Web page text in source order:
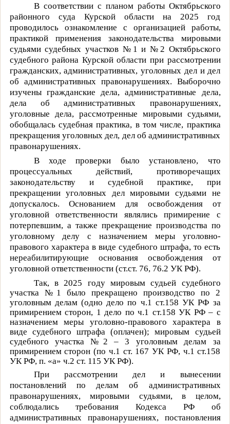
В соответствии с планом работы Октябрьского
районного суда Курской области на 2025 год
проводилось ознакомление с организацией работы,
практикой применения законодательства мировыми
судьями судебных участков №1 и №2 Октябрьского
судебного района Курской области при рассмотрении
гражданских, административных, уголовных дел и дел
об административных правонарушениях. Выборочно
изучены гражданские дела, административные дела,
дела об административных правонарушениях,
уголовные дела, рассмотренные мировыми судьями,
обобщалась судебная практика, в том числе, практика
прекращения уголовных дел, дел об административных
правонарушениях.
В ходе проверки было установлено, что
процессуальных действий, противоречащих
законодательству и судебной практике, при
прекращении уголовных дел мировыми судьями не
допускалось. Основанием для освобождения от
уголовной ответственности являлись примирение с
потерпевшим, а также прекращение производства по
уголовному делу с назначением меры уголовно-
правового характера в виде судебного штрафа, то есть
нереабилитирующие основания освобождения от
уголовной ответственности (ст.ст. 76, 76.2 УК РФ).
Так, в 2025 году мировым судьей судебного
участка №1 было прекращено производство по 2
уголовным делам (одно дело по ч.1 ст.158 УК РФ за
примирением сторон, 1 дело по ч.1 ст.158 УК РФ – с
назначением меры уголовно-правового характера в
виде судебного штрафа (оплачен); мировым судьей
судебного участка №2 – 3 уголовным делам за
примирением сторон (по ч.1 ст. 167 УК РФ, ч.1 ст.158
УК РФ, п. «а» ч.2 ст. 115 УК РФ).
При рассмотрении дел и вынесении
постановлений по делам об административных
правонарушениях, мировыми судьями, в целом,
соблюдались требования Кодекса РФ об
административных правонарушениях, постановления